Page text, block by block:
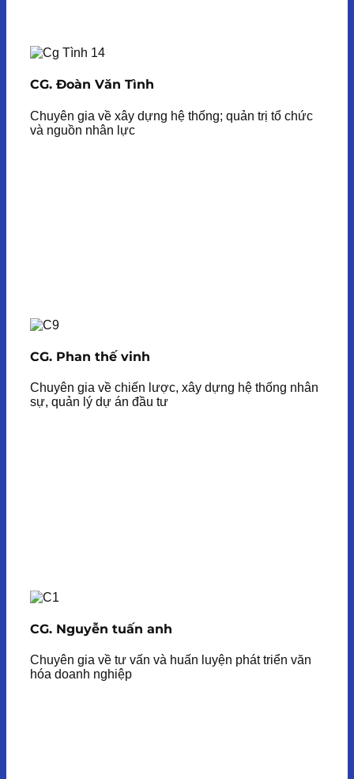
CG. Đoàn Văn Tình
Chuyên gia về xây dựng hệ thống; quản trị tổ chức
và nguồn nhân lực
CG. Phan thế vinh
Chuyên gia về chiến lược, xây dựng hệ thống nhân
sự, quản lý dự án đầu tư
CG. Nguyễn tuấn anh
Chuyên gia về tư vấn và huấn luyện phát triển văn
hóa doanh nghiệp